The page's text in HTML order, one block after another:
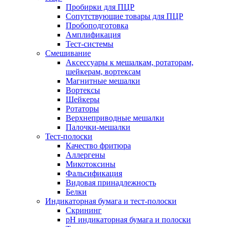
Пробирки для ПЦР
Сопутствующие товары для ПЦР
Пробоподготовка
Амплификация
Тест-системы
Смешивание
Аксессуары к мешалкам, ротаторам,
шейкерам, вортексам
Магнитные мешалки
Вортексы
Шейкеры
Ротаторы
Верхнеприводные мешалки
Палочки-мешалки
Тест-полоски
Качество фритюра
Аллергены
Микотоксины
Фальсификация
Видовая принадлежность
Белки
Индикаторная бумага и тест-полоски
Скрининг
pH индикаторная бумага и полоски